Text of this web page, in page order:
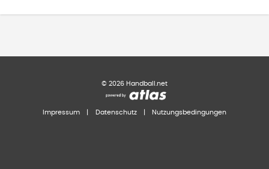
© 2026 Handball.net
Impressum Datenschutz Nutzungsbedingungen